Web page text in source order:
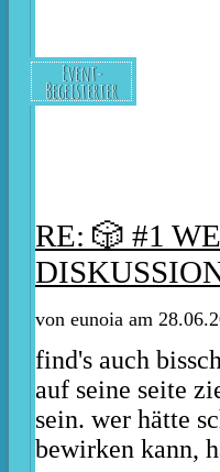
Event-
Begeisterter
RE: 🎲 #1
von eunoia am
find's auch
auf seine seite
sein. wer hätte
bewirken kann,